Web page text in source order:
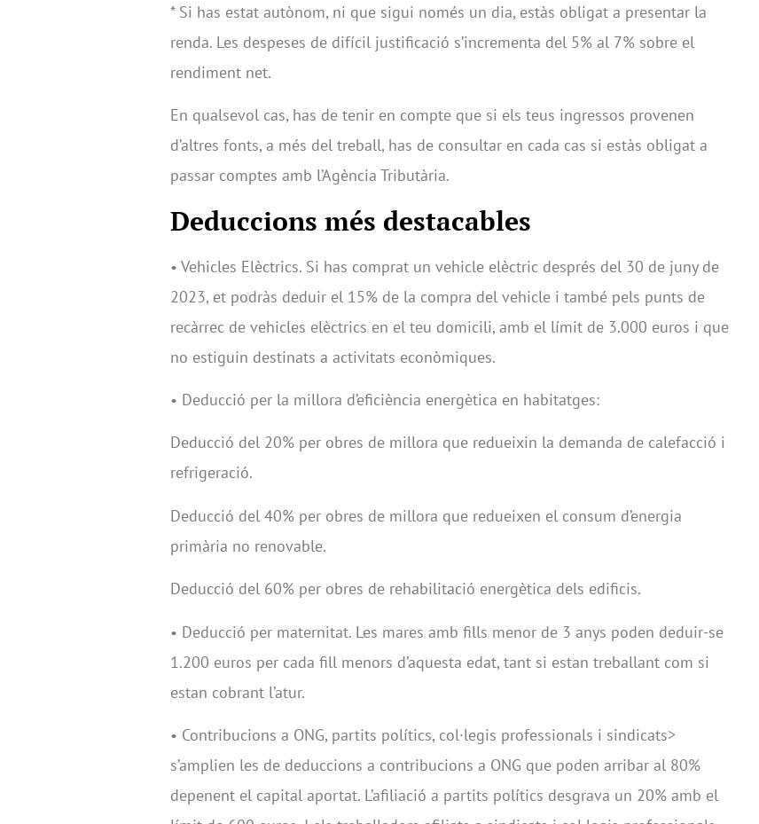
* Si has estat autònom, ni que sigui només un dia, estàs obligat a presentar la
renda. Les despeses de difícil justificació s’incrementa del 5% al 7% sobre el
rendiment net.
En qualsevol cas, has de tenir en compte que si els teus ingressos provenen
d’altres fonts, a més del treball, has de consultar en cada cas si estàs obligat a
passar comptes amb l’Agència Tributària.
Deduccions més destacables
• Vehicles Elèctrics. Si has comprat un vehicle elèctric després del 30 de juny de
2023, et podràs deduir el 15% de la compra del vehicle i també pels punts de
recàrrec de vehicles elèctrics en el teu domicili, amb el límit de 3.000 euros i que
no estiguin destinats a activitats econòmiques.
• Deducció per la millora d’eficiència energètica en habitatges:
Deducció del 20% per obres de millora que redueixin la demanda de calefacció i
refrigeració.
Deducció del 40% per obres de millora que redueixen el consum d’energia
primària no renovable.
Deducció del 60% per obres de rehabilitació energètica dels edificis.
• Deducció per maternitat. Les mares amb fills menor de 3 anys poden deduir-se
1.200 euros per cada fill menors d’aquesta edat, tant si estan treballant com si
estan cobrant l’atur.
• Contribucions a ONG, partits polítics, col·legis professionals i sindicats>
s’amplien les de deduccions a contribucions a ONG que poden arribar al 80%
depenent el capital aportat. L’afiliació a partits polítics desgrava un 20% amb el